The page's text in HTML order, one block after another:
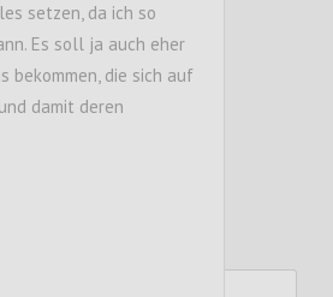
setzen, da ich so
Es soll ja auch eher
bekommen, die sich auf
damit deren